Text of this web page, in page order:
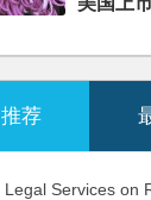
推荐
Legal Services on